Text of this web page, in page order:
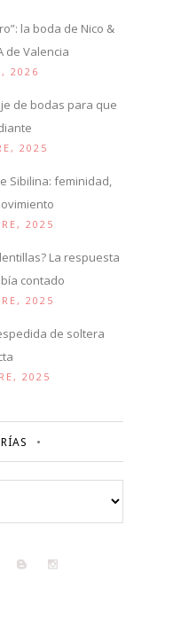
la boda de Nico &
de Valencia
2026
de bodas para que
2025
Sibilina: feminidad,
2025
La respuesta
contado
2025
de soltera
2025